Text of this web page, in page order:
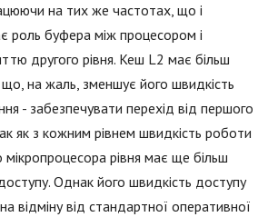
на тих же частотах, що і
роль буфера між процесором і
другого рівня. Кеш L2 має більш
на жаль, зменшує його швидкість
- забезпечувати перехід від першого
як з кожним рівнем швидкість роботи
рівня має ще більш
Однак його швидкість доступу
відміну від стандартної оперативної